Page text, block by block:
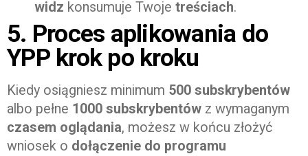
widz konsumuje Twoje treściach.
5. Proces aplikowania do
YPP krok po kroku
Kiedy osiągniesz minimum 500 subskrybentów
albo pełne 1000 subskrybentów z wymaganym
czasem oglądania, możesz w końcu złożyć
wniosek o dołączenie do programu